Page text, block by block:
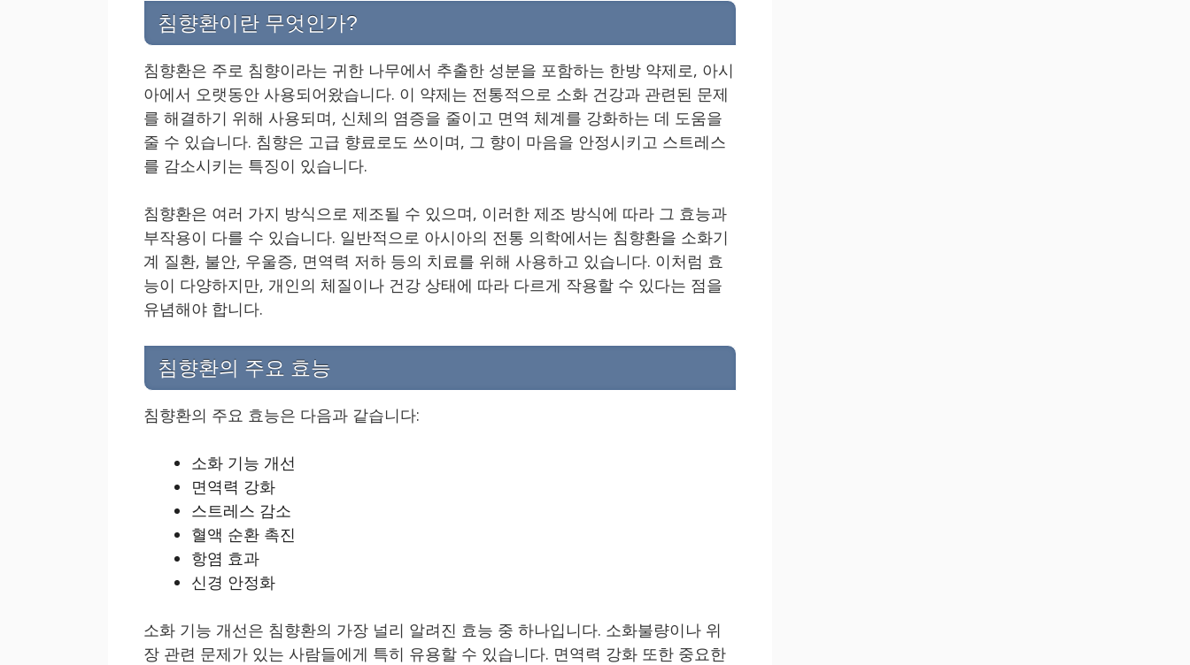
침향환이란 무엇인가?
침향환은 주로 침향이라는 귀한 나무에서 추출한 성분을 포함하는 한방 약제로, 아시
아에서 오랫동안 사용되어왔습니다. 이 약제는 전통적으로 소화 건강과 관련된 문제
를 해결하기 위해 사용되며, 신체의 염증을 줄이고 면역 체계를 강화하는 데 도움을
줄 수 있습니다. 침향은 고급 향료로도 쓰이며, 그 향이 마음을 안정시키고 스트레스
를 감소시키는 특징이 있습니다.
침향환은 여러 가지 방식으로 제조될 수 있으며, 이러한 제조 방식에 따라 그 효능과
부작용이 다를 수 있습니다. 일반적으로 아시아의 전통 의학에서는 침향환을 소화기
계 질환, 불안, 우울증, 면역력 저하 등의 치료를 위해 사용하고 있습니다. 이처럼 효
능이 다양하지만, 개인의 체질이나 건강 상태에 따라 다르게 작용할 수 있다는 점을
유념해야 합니다.
침향환의 주요 효능
침향환의 주요 효능은 다음과 같습니다:
소화 기능 개선
면역력 강화
스트레스 감소
혈액 순환 촉진
항염 효과
신경 안정화
소화 기능 개선은 침향환의 가장 널리 알려진 효능 중 하나입니다. 소화불량이나 위
장 관련 문제가 있는 사람들에게 특히 유용할 수 있습니다. 면역력 강화 또한 중요한